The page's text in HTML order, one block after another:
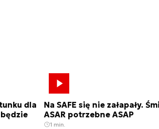
dla
Na SAFE się nie załapały.
ASAR potrzebne ASAP
1 min.